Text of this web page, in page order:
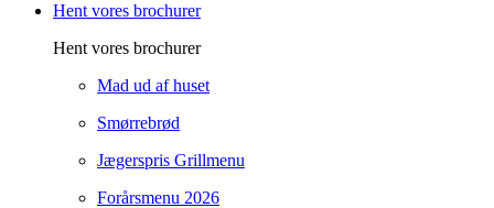
Hent vores brochurer
Hent vores brochurer
Mad ud af huset
Smørrebrød
Jægerspris Grillmenu
Forårsmenu 2026